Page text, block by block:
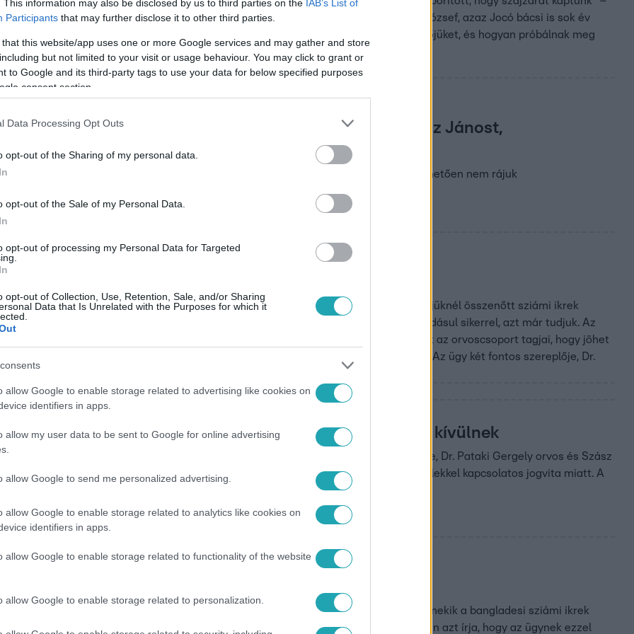
This information may also be disclosed by us to third parties on the IAB’s List of
Participants that may further disclose it to other third parties.
that this website/app uses one or more Google services and may gather and store
but not limited to your visit or usage behaviour. You may click to grant or
to Google and its third-party tags to use your data for below specified purposes
consent section.
Data Processing Opt Outs
opt-out of the Sharing of my personal data.
opt-out of the Sale of my Personal Data.
opt-out of processing my Personal Data for Targeted
opt-out of Collection, Use, Retention, Sale, and/or Sharing
Data that Is Unrelated with the Purposes for which it
allow Google to enable storage related to advertising like cookies on
identifiers in apps.
allow my user data to be sent to Google for online advertising
allow Google to send me personalized advertising.
allow Google to enable storage related to analytics like cookies on
identifiers in apps.
allow Google to enable storage related to functionality of the website
allow Google to enable storage related to personalization.
aki szerint kötelességük szólniuk a közoktatási rendszer hibáiról. Ő és Balatoni József, azaz Jocó bácsi is sok év
el a pályát. A Fókusznak a két pedagógus mesélt arról, hogyan tervezik újra a jövőjüket, és hogyan próbálnak meg
foglalkozni.
Attila hazugsággal vádolja a külföldre menekülő Szász Jánost,
hogy miért
Színház- és Filmművészeti Egyetem kuratóriuma egy olyan nyilatkozatért, ami feltehetően nem rájuk
véletlenül találkozott egy dakkai kórházban egy magyar orvoscsoport a fejüknél összenőtt sziámi ikrek
aztán később egy nagyon nehéz és nagyon ritka műtétet hajtottak végre rajtuk, ráadásul sikerrel, azt már tudjuk. Az
érthetetlennek tűnik, hogy nemrég mi miatt estek a nyilvánosság előtt is egymásnak az orvoscsoport tagjai, hogy jöhet
filmrendező, vagy mi lehet a Bangladesben az operáció alatt készült felvételeken. Az ügy két fontos szereplője, Dr.
Szász János is exkluzív interjút adott.
és Szász Janos is exkluzív interjút adott a Házon kívülnek
a Házon kívülnek a bangladesi sziámi ikrek miatt kirobbant vita két főszereplője, Dr. Pataki Gergely orvos és Szász
A rendezőnél néhány héttel ezelőtt volt házkutatás, az operációról készült felvételekkel kapcsolatos jogvita miatt. A
látja a történteket, és most úgy fest, a film sose készül el.
telefonját és számítógépét Szász János és családja, miután a rendező átadta nekik a bangladesi sziámi ikrek
készülő filmje nyersanyagát. A rendező az RTL Híradónak eljuttatott nyilatkozatában azt írja, hogy az ügynek ezzel